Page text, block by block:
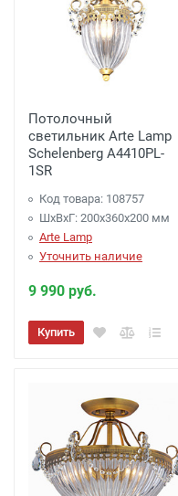
Потолочный
светильник Arte Lamp
Schelenberg A4410PL-
1SR
Код товара: 108757
ШхВхГ: 200x360x200 мм
Arte Lamp
Уточнить наличие
9 990 руб.
Купить